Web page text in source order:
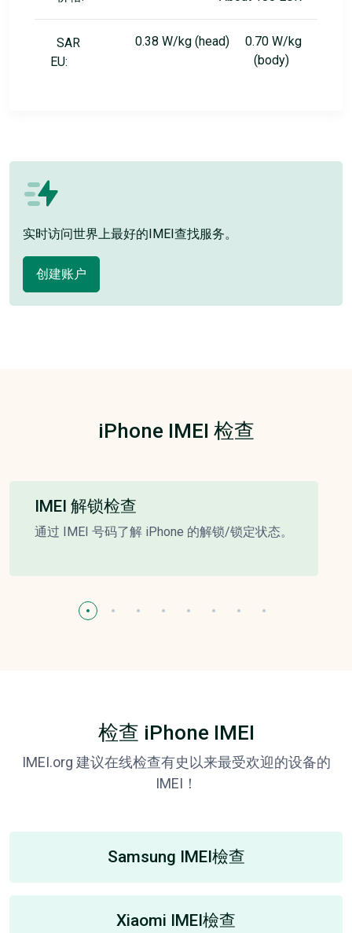
SAR
EU:
0.38 W/kg (head) 0.70 W/kg
(body)
实时访问世界上最好的IMEI查找服务。
创建账户
iPhone IMEI 检查
IMEI 解锁检查
通过 IMEI 号码了解 iPhone 的解锁/锁定状态。
检查 iPhone IMEI
IMEI.org 建议在线检查有史以来最受欢迎的设备的
IMEI！
Samsung IMEI檢查
Xiaomi IMEI檢查